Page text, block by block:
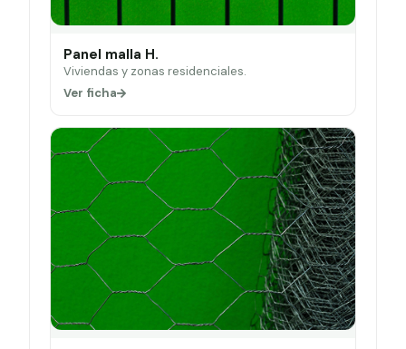
Panel malla H.
Viviendas y zonas residenciales.
Ver ficha